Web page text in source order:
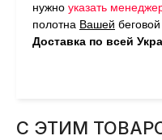
нужно указать
полотна Вашей
Доставка по всей
С ЭТИМ